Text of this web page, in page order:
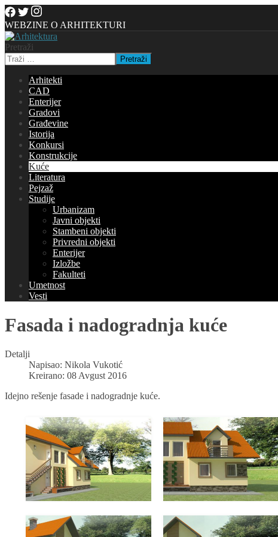
WEBZINE O ARHITEKTURI
Pretraži
Pretraži
Arhitekti
CAD
Enterijer
Gradovi
Građevine
Istorija
Konkursi
Konstrukcije
Kuće
Literatura
Pejzaž
Studije
Urbanizam
Javni objekti
Stambeni objekti
Privredni objekti
Enterijer
Izložbe
Fakulteti
Umetnost
Vesti
Fasada i nadogradnja kuće
Detalji
Napisao: Nikola Vukotić
Kreirano: 08 Avgust 2016
Idejno rešenje fasade i nadogradnje kuće.